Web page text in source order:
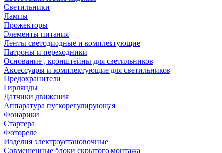
Светильники
Лампы
Прожекторы
Элементы питания
Ленты светодиодные и комплектующие
Патроны и переходники
Основание , кронштейны для светильников
Аксессуары и комплектующие для светильников
Предохранители
Гирлянды
Датчики движения
Аппаратура пускорегулирующая
Фонарики
Стартера
Фотореле
Изделия электроустановочные
Совмещенные блоки скрытого монтажа